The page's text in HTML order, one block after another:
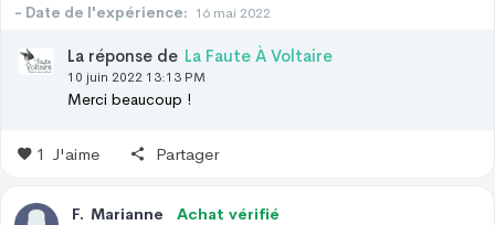
- Date de l'expérience: 16 mai 2022
La réponse de La Faute À Voltaire
10 juin 2022 13:13 PM
Merci beaucoup !
1 J'aime Partager
F. Marianne
Achat vérifié